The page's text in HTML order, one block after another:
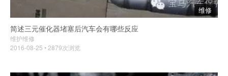
维修
简述三元催化器堵塞后汽车会有哪些反应
维护维修
2016-08-25 • 2879次浏览